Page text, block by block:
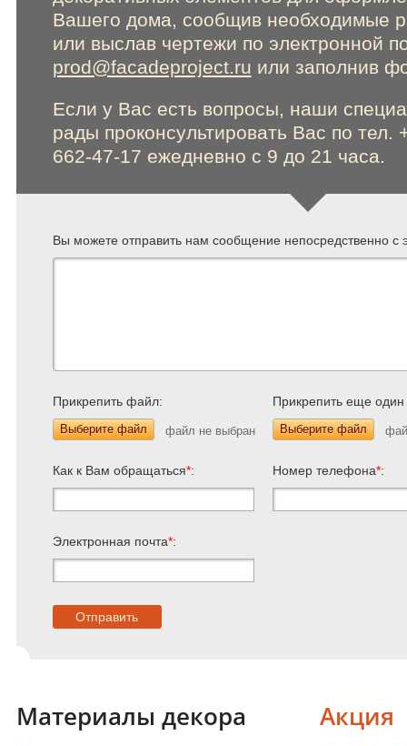
Online консультации
Расширенный поиск по сайту
Вашего дома, сообщив необходимые
или выслав чертежи по электронной
prod@facadeproject.ru или заполнив
Если у Вас есть вопросы, наши
рады проконсультировать Вас по тел.
662-47-17 ежедневно с 9 до 21 часа.
Вы можете отправить нам сообщение непосредственно с
Прикрепить файл:
Выберите файл
Прикрепить еще
Выберите файл
Как к Вам обращаться*: Номер телефона*:
Электронная почта*:
Акция
Материалы декора